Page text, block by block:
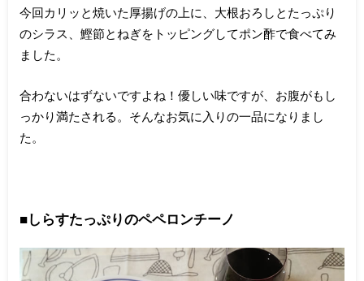
今回カリッと焼いた厚揚げの上に、大根おろしとたっぷり
のシラス、鰹節とねぎをトッピングしてポン酢で食べてみ
ました。
合わないはずないですよね！優しい味ですが、お腹がもし
っかり満たされる。そんなお気に入りの一品になりまし
た。
■しらすたっぷりのペペロンチーノ